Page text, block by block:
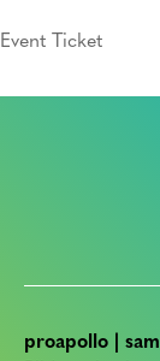
Event Ticket
proapollo | sam